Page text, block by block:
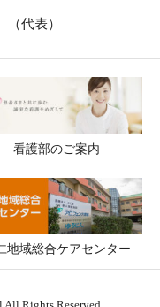
（代表）
看護部のご案内
地域総合ケアセンター